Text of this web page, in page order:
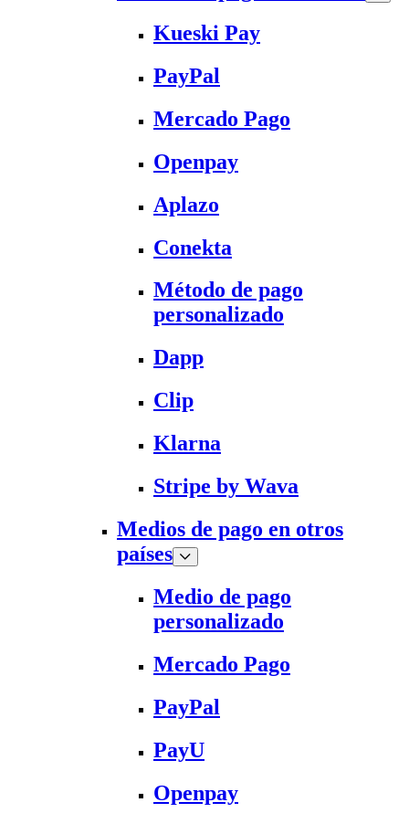
Kueski Pay
PayPal
Mercado Pago
Openpay
Aplazo
Conekta
Método de pago
personalizado
Dapp
Clip
Klarna
Stripe by Wava
Medios de pago en otros
países
Medio de pago
personalizado
Mercado Pago
PayPal
PayU
Openpay